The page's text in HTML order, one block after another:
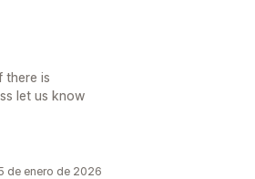
there is
let us know
de enero de 2026